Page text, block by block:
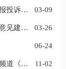
03-09
03-26
06-24
11-02